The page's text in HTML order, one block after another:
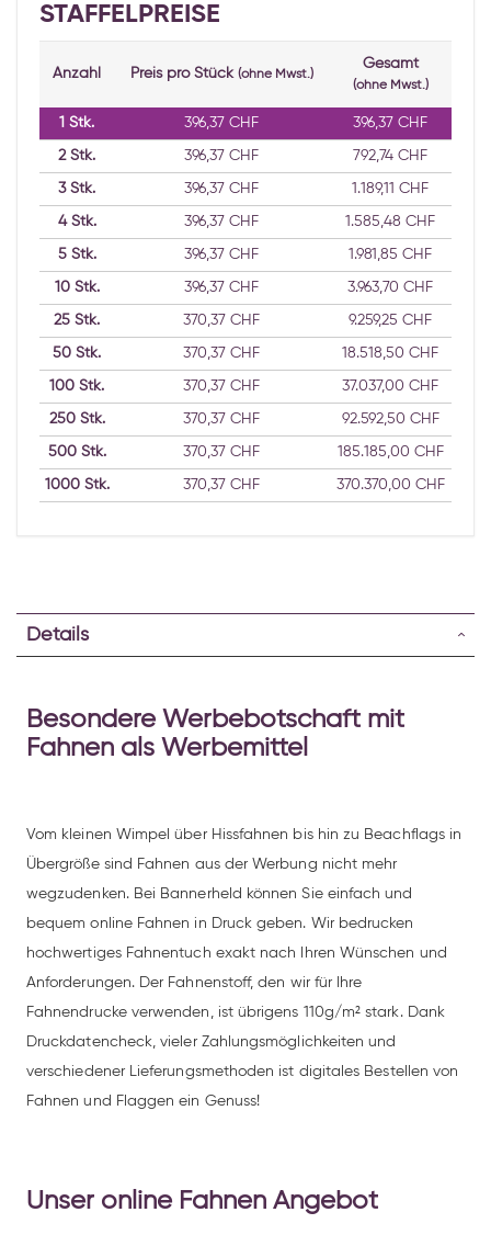
STAFFELPREISE
Anzahl Preis pro Stück (ohne Mwst.)
Gesamt
(ohne Mwst.)
1 Stk. 396,37 CHF 396,37 CHF
2Stk. 396,37 CHF 792,74 CHF
3Stk. 396,37 CHF 1.189,11 CHF
4Stk. 396,37 CHF 1.585,48 CHF
5Stk. 396,37 CHF 1.981,85 CHF
10Stk. 396,37 CHF 3.963,70 CHF
25 Stk. 370,37 CHF 9.259,25 CHF
50 Stk. 370,37 CHF 18.518,50 CHF
100 Stk. 370,37 CHF 37.037,00 CHF
250Stk. 370,37 CHF 92.592,50 CHF
500Stk. 370,37 CHF 185.185,00 CHF
1000Stk. 370,37 CHF 370.370,00 CHF
Details
Besondere Werbebotschaft mit
Fahnen als Werbemittel
Vom kleinen Wimpel über Hissfahnen bis hin zu Beachflags in
Übergröße sind Fahnen aus der Werbung nicht mehr
wegzudenken. Bei Bannerheld können Sie einfach und
bequem online Fahnen in Druck geben. Wir bedrucken
hochwertiges Fahnentuch exakt nach Ihren Wünschen und
Anforderungen. Der Fahnenstoff, den wir für Ihre
Fahnendrucke verwenden, ist übrigens 110g/m² stark. Dank
Druckdatencheck, vieler Zahlungsmöglichkeiten und
verschiedener Lieferungsmethoden ist digitales Bestellen von
Fahnen und Flaggen ein Genuss!
Unser online Fahnen Angebot